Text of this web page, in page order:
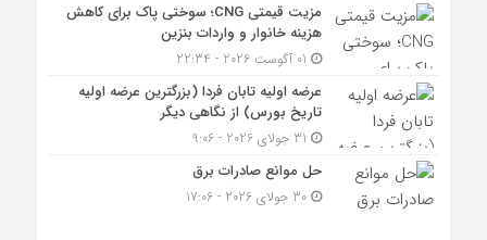
مزیت قیمتی CNG؛ سوختی پاک برای کاهش
هزینه خانوار و واردات بنزین
عرضه اولیه تابان فردا (بزرگترین عرضه اولیه
تاریخ بورس) از نگاهی دیگر
حل موانع صادرات برق
30 جولای 2026 - 17:06